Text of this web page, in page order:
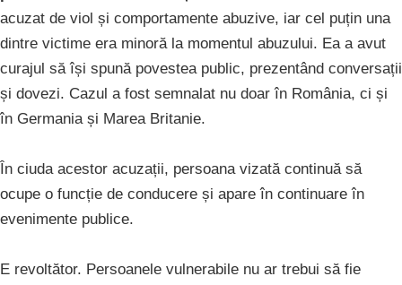
acuzat de viol și comportamente abuzive, iar cel puțin una
dintre victime era minoră la momentul abuzului. Ea a avut
curajul să își spună povestea public, prezentând conversații
și dovezi. Cazul a fost semnalat nu doar în România, ci și
în Germania și Marea Britanie.
În ciuda acestor acuzații, persoana vizată continuă să
ocupe o funcție de conducere și apare în continuare în
evenimente publice.
E revoltător. Persoanele vulnerabile nu ar trebui să fie